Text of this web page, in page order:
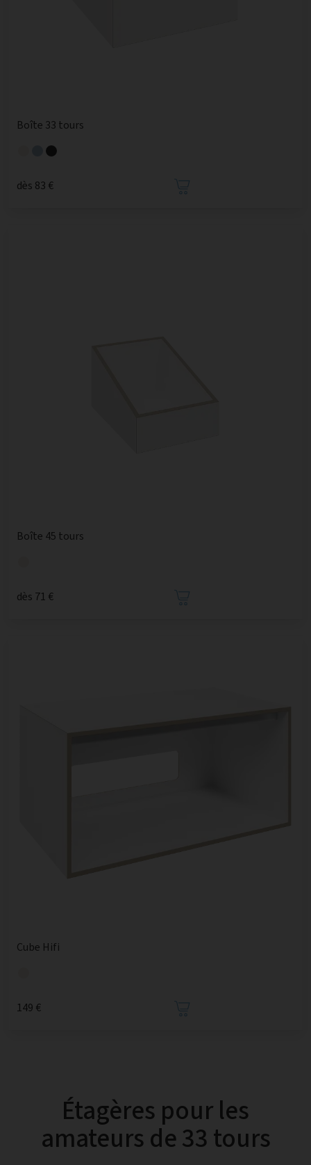
Boîte 33 tours
dès 83 €
Boîte 45 tours
dès 71 €
Cube Hifi
149 €
Étagères pour les
amateurs de 33 tours